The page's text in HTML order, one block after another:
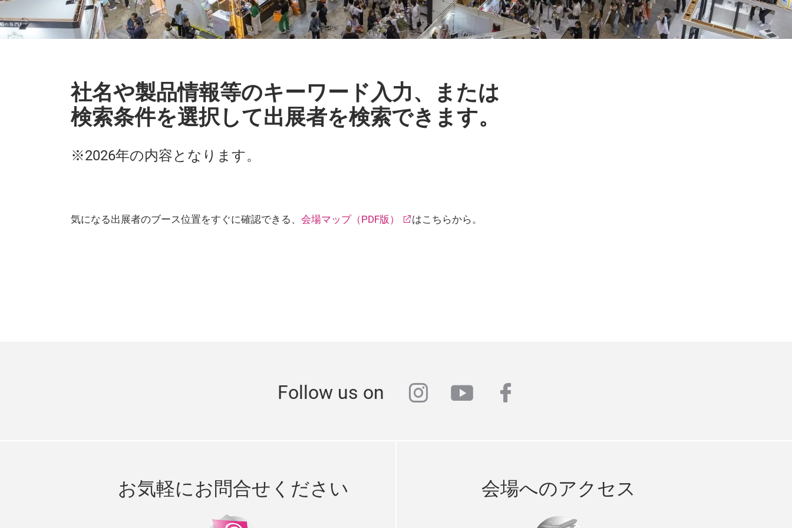
社名や製品情報等のキーワード入力、または
検索条件を選択して出展者を検索できます。
※2026年の内容となります。
気になる出展者のブース位置をすぐに確認できる、 会場マップ（PDF版） はこちらから。
Follow us on instagram
youtubefacebook
お気軽にお問合せください 会場へのアクセス